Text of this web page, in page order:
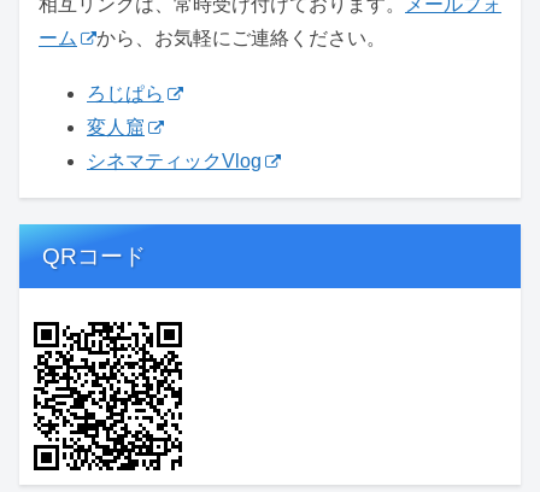
相互リンクは、常時受け付けております。
メールフォ
ーム
から、お気軽にご連絡ください。
ろじぱら
変人窟
シネマティックVlog
QRコード